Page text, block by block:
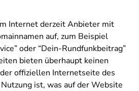
Internet derzeit Anbieter mit
auf, zum Beispiel
oder “Dein-Rundfunkbeitrag”
bieten überhaupt keinen
offiziellen Internetseite des
ist, was auf der Website